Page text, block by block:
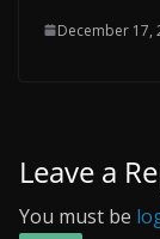
December 17,
Leave a
You must be